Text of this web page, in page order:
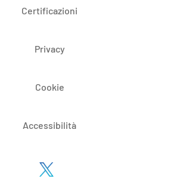
Certificazioni
Privacy
Cookie
Accessibilità